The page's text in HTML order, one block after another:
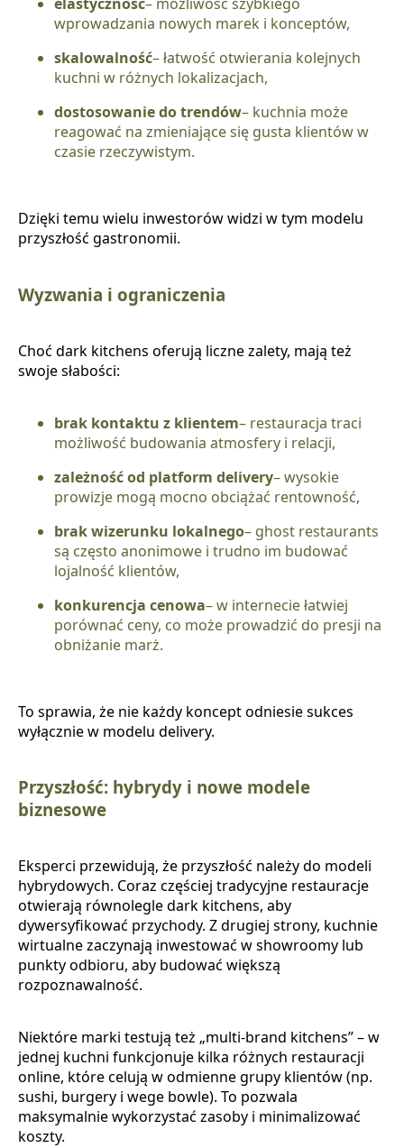
wprowadzania nowych marek i konceptów,
skalowalność– łatwość otwierania kolejnych
kuchni w różnych lokalizacjach,
dostosowanie do trendów– kuchnia może
reagować na zmieniające się gusta klientów w
czasie rzeczywistym.
Dzięki temu wielu inwestorów widzi w tym modelu
przyszłość gastronomii.
Wyzwania i ograniczenia
Choć dark kitchens oferują liczne zalety, mają też
swoje słabości:
brak kontaktu z klientem– restauracja traci
możliwość budowania atmosfery i relacji,
zależność od platform delivery– wysokie
prowizje mogą mocno obciążać rentowność,
brak wizerunku lokalnego– ghost restaurants
są często anonimowe i trudno im budować
lojalność klientów,
konkurencja cenowa– w internecie łatwiej
porównać ceny, co może prowadzić do presji na
obniżanie marż.
To sprawia, że nie każdy koncept odniesie sukces
wyłącznie w modelu delivery.
Przyszłość: hybrydy i nowe modele
biznesowe
Eksperci przewidują, że przyszłość należy do modeli
hybrydowych. Coraz częściej tradycyjne restauracje
otwierają równolegle dark kitchens, aby
dywersyfikować przychody. Z drugiej strony, kuchnie
wirtualne zaczynają inwestować w showroomy lub
punkty odbioru, aby budować większą
rozpoznawalność.
Niektóre marki testują też „multi-brand kitchens” – w
jednej kuchni funkcjonuje kilka różnych restauracji
online, które celują w odmienne grupy klientów (np.
sushi, burgery i wege bowle). To pozwala
maksymalnie wykorzystać zasoby i minimalizować
koszty.